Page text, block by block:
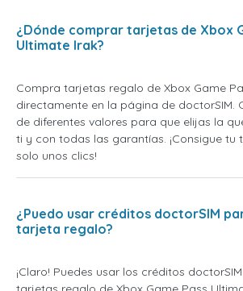
¿Dónde comprar tarjetas de Xbox
Ultimate Irak?
Compra tarjetas regalo de Xbox Game
directamente en la página de doctorSIM.
de diferentes valores para que elijas la
ti y con todas las garantías. ¡Consigue tu
solo unos clics!
¿Puedo usar créditos doctorSIM
tarjeta regalo?
¡Claro! Puedes usar los créditos